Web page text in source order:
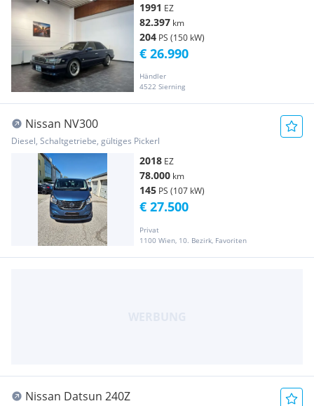
1991 EZ
82.397 km
204 PS (150 kW)
Händler
4522 Sierning
€ 26.990
Nissan NV300
Diesel, Schaltgetriebe, gültiges Pickerl
2018 EZ
78.000 km
145 PS (107 kW)
Privat
1100 Wien, 10. Bezirk, Favoriten
€ 27.500
Nissan Datsun 240Z